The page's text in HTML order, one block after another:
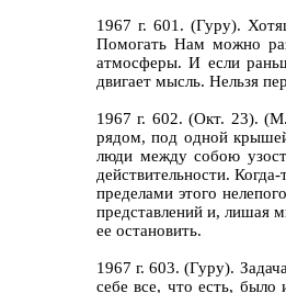
1967 г. 601. (Гуру).
Помогать Нам можно
атмосферы. И если
двигает мысль. Нельзя
1967 г. 602. (Окт. 23).
рядом, под одной
люди между собою
действительности.
пределами этого
представлений и, лишая
ее остановить.
1967 г. 603. (Гуру).
себе все, что есть,